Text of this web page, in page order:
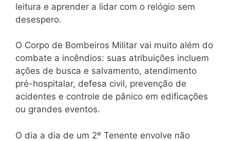
leitura e aprender a lidar com o relógio sem
desespero.
O Corpo de Bombeiros Militar vai muito além do
combate a incêndios: suas atribuições incluem
ações de busca e salvamento, atendimento
pré-hospitalar, defesa civil, prevenção de
acidentes e controle de pânico em edificações
ou grandes eventos.
O dia a dia de um 2º Tenente envolve não